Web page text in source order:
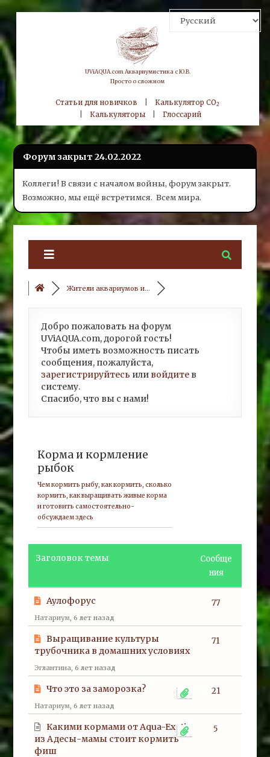
Skip
content
UViAQUA.com Аквариумистика с Ю.В.
Просто о сложном
Статьи для новичков |Калькулятор CO2
Калькуляторы| Глоссарий
Форум закрыт 24.02.2022
Коллеги! В связи с началом войны, форум закрыт.
Возможно, мы ещё встретимся. Всем мира.
Жители аквариумов и...
Добро пожаловать на форум
UViAQUA.com, дорогой гость!
Чтобы иметь возможность писать
сообщения, пожалуйста,
зарегистрируйтесь или войдите в
систему.
Спасибо, что вы с нами!
Корма и кормление
рыбок
Чем кормить рыбу, как кормить, сколько
кормить, как выращивать живые корма
и готовить самостоятельно-
обсуждаем здесь
Заголовок темы
Сообще
ния
Аулофорус
Натариум , 6 лет назад
77
Выращивание культуры
трубочника в домашних условиях
Эглантина , 6 лет назад
71
Что это за заморозка?
Натариум , 6 лет назад
21
Какими кормами от Aqua-Exotic
из Адесы-мамы стоит кормить
фиш
5